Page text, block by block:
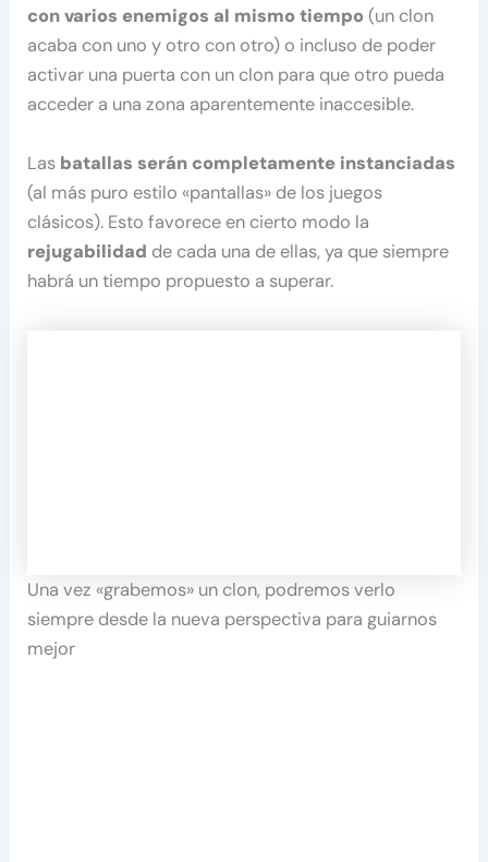
con varios enemigos al mismo tiempo(un clon
acaba con uno y otro con otro) o incluso de poder
activar una puerta con un clon para que otro pueda
acceder a una zona aparentemente inaccesible.
Las batallas serán completamente instanciadas
(al más puro estilo «pantallas» de los juegos
clásicos). Esto favorece en cierto modo la
rejugabilidad de cada una de ellas, ya que siempre
habrá un tiempo propuesto a superar.
Una vez «grabemos» un clon, podremos verlo
siempre desde la nueva perspectiva para guiarnos
mejor